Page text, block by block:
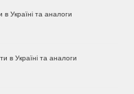
в Україні та аналоги
в Україні та аналоги